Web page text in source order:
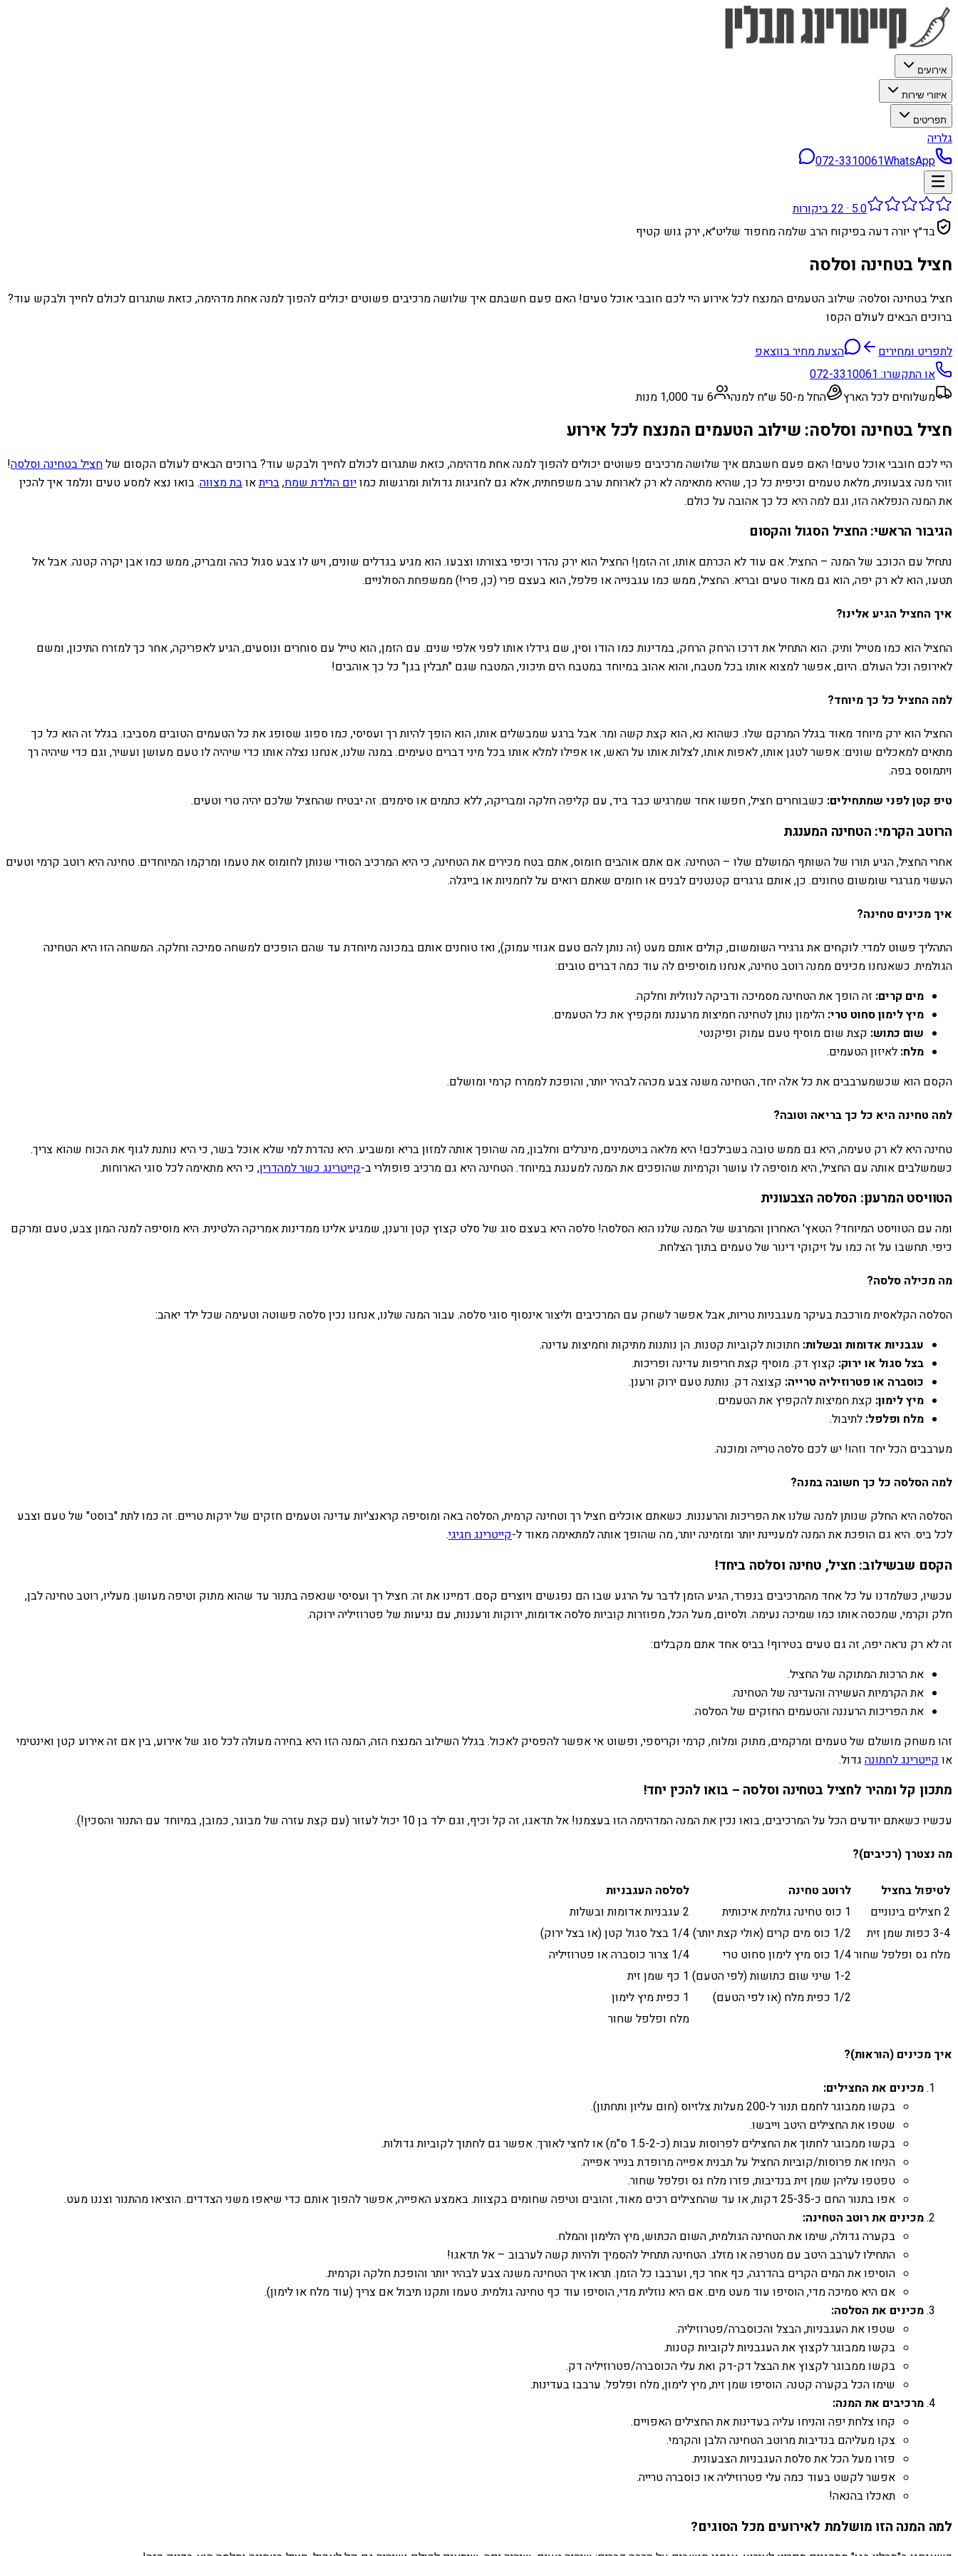
אירועים
איזורי שירות
תפריטים
גלריה
072-3310061WhatsApp
5.0
·
22ביקורות
בד״ץ יורה דעה בפיקוח הרב שלמה מחפוד שליט״א, ירק גוש קטיף
חציל בטחינה וסלסה
חציל בטחינה וסלסה: שילוב הטעמים המנצח לכל אירוע היי לכם חובבי אוכל טעים! האם פעם חשבתם איך שלושה מרכיבים פשוטים יכולים להפוך למנה אחת מדהימה, כזאת שתגרום לכולם לחייך ולבקש עוד?
ברוכים הבאים לעולם הקסו
לתפריט ומחירים
הצעת מחיר בווצאפ
או התקשרו:072-3310061
משלוחים לכל הארץ
החל מ-50 ש״ח למנה 6 עד 1,000 מנות
חציל בטחינה וסלסה: שילוב הטעמים המנצח לכל אירוע
היי לכם חובבי אוכל טעים! האם פעם חשבתם איך שלושה מרכיבים פשוטים יכולים להפוך למנה אחת מדהימה, כזאת שתגרום לכולם לחייך ולבקש עוד? ברוכים הבאים לעולם הקסום שלחציל בטחינה וסלסה!
זוהי מנה צבעונית, מלאת טעמים וכיפית כל כך, שהיא מתאימה לא רק לארוחת ערב משפחתית, אלא גם לחגיגות גדולות ומרגשות כמויום הולדת שמח,בריתאובת מצווה. בואו נצא למסע טעים ונלמד איך להכין
את המנה הנפלאה הזו, וגם למה היא כל כך אהובה על כולם.
הגיבור הראשי: החציל הסגול והקסום
נתחיל עם הכוכב של המנה – החציל. אם עוד לא הכרתם אותו, זה הזמן! החציל הוא ירק נהדר וכיפי בצורתו וצבעו. הוא מגיע בגדלים שונים, ויש לו צבע סגול כהה ומבריק, ממש כמו אבן יקרה קטנה. אבל אל
תטעו, הוא לא רק יפה, הוא גם מאוד טעים ובריא. החציל, ממש כמו עגבנייה או פלפל, הוא בעצם פרי (כן, פרי!) ממשפחת הסולניים.
איך החציל הגיע אלינו?
החציל הוא כמו מטייל ותיק. הוא התחיל את דרכו הרחק הרחק, במדינות כמו הודו וסין, שם גידלו אותו לפני אלפי שנים. עם הזמן, הוא טייל עם סוחרים ונוסעים, הגיע לאפריקה, אחר כך למזרח התיכון, ומשם
לאירופה וכל העולם. היום, אפשר למצוא אותו בכל מטבח, והוא אהוב במיוחד במטבח הים תיכוני, המטבח שגם "תבלין בגן" כל כך אוהבים!
למה החציל כל כך מיוחד?
החציל הוא ירק מיוחד מאוד בגלל המרקם שלו. כשהוא נא, הוא קצת קשה ומר. אבל ברגע שמבשלים אותו, הוא הופך להיות רך ועסיסי, כמו ספוג שסופג את כל הטעמים הטובים מסביבו. בגלל זה הוא כל כך
מתאים למאכלים שונים: אפשר לטגן אותו, לאפות אותו, לצלות אותו על האש, או אפילו למלא אותו בכל מיני דברים טעימים. במנה שלנו, אנחנו נצלה אותו כדי שיהיה לו טעם מעושן ועשיר, וגם כדי שיהיה רך
ויתמוסס בפה.
טיפ קטן לפני שמתחילים: כשבוחרים חציל, חפשו אחד שמרגיש כבד ביד, עם קליפה חלקה ומבריקה, ללא כתמים או סימנים. זה יבטיח שהחציל שלכם יהיה טרי וטעים.
הרוטב הקרמי: הטחינה המענגת
אחרי החציל, הגיע תורו של השותף המושלם שלו – הטחינה. אם אתם אוהבים חומוס, אתם בטח מכירים את הטחינה, כי היא המרכיב הסודי שנותן לחומוס את טעמו ומרקמו המיוחדים. טחינה היא רוטב קרמי וטעים
העשוי מגרגרי שומשום טחונים. כן, אותם גרגרים קטנטנים לבנים או חומים שאתם רואים על לחמניות או בייגלה.
איך מכינים טחינה?
התהליך פשוט למדי: לוקחים את גרגירי השומשום, קולים אותם מעט (זה נותן להם טעם אגוזי עמוק), ואז טוחנים אותם במכונה מיוחדת עד שהם הופכים למשחה סמיכה וחלקה. המשחה הזו היא הטחינה
הגולמית. כשאנחנו מכינים ממנה רוטב טחינה, אנחנו מוסיפים לה עוד כמה דברים טובים:
מים קרים: זה הופך את הטחינה מסמיכה ודביקה לנוזלית וחלקה.
מיץ לימון סחוט טרי: הלימון נותן לטחינה חמיצות מרעננת ומקפיץ את כל הטעמים.
שום כתוש: קצת שום מוסיף טעם עמוק ופיקנטי.
מלח: לאיזון הטעמים.
הקסם הוא שכשמערבבים את כל אלה יחד, הטחינה משנה צבע מכהה לבהיר יותר, והופכת לממרח קרמי ומושלם.
למה טחינה היא כל כך בריאה וטובה?
טחינה היא לא רק טעימה, היא גם ממש טובה בשבילכם! היא מלאה בויטמינים, מינרלים וחלבון, מה שהופך אותה למזון בריא ומשביע. היא נהדרת למי שלא אוכל בשר, כי היא נותנת לגוף את הכוח שהוא צריך.
כשמשלבים אותה עם החציל, היא מוסיפה לו עושר וקרמיות שהופכים את המנה למענגת במיוחד. הטחינה היא גם מרכיב פופולרי ב-קייטרינג כשר למהדרין, כי היא מתאימה לכל סוגי הארוחות.
הטוויסט המרענן: הסלסה הצבעונית
ומה עם הטוויסט המיוחד? הטאץ' האחרון והמרגש של המנה שלנו הוא הסלסה! סלסה היא בעצם סוג של סלט קצוץ קטן ורענן, שמגיע אלינו ממדינות אמריקה הלטינית. היא מוסיפה למנה המון צבע, טעם ומרקם
כיפי. תחשבו על זה כמו על זיקוקי דינור של טעמים בתוך הצלחת.
מה מכילה סלסה?
הסלסה הקלאסית מורכבת בעיקר מעגבניות טריות, אבל אפשר לשחק עם המרכיבים וליצור אינסוף סוגי סלסה. עבור המנה שלנו, אנחנו נכין סלסה פשוטה וטעימה שכל ילד יאהב:
עגבניות אדומות ובשלות: חתוכות לקוביות קטנות. הן נותנות מתיקות וחמיצות עדינה.
בצל סגול או ירוק: קצוץ דק. מוסיף קצת חריפות עדינה ופריכות.
כוסברה או פטרוזיליה טרייה: קצוצה דק. נותנת טעם ירוק ורענן.
מיץ לימון: קצת חמיצות להקפיץ את הטעמים.
מלח ופלפל: לתיבול.
מערבבים הכל יחד וזהו! יש לכם סלסה טרייה ומוכנה.
למה הסלסה כל כך חשובה במנה?
הסלסה היא החלק שנותן למנה שלנו את הפריכות והרעננות. כשאתם אוכלים חציל רך וטחינה קרמית, הסלסה באה ומוסיפה קראנצ'יות עדינה וטעמים חזקים של ירקות טריים. זה כמו לתת "בוסט" של טעם וצבע
לכל ביס. היא גם הופכת את המנה למעניינת יותר ומזמינה יותר, מה שהופך אותה למתאימה מאוד ל-קייטרינג חגיגי.
הקסם שבשילוב: חציל, טחינה וסלסה ביחד!
עכשיו, כשלמדנו על כל אחד מהמרכיבים בנפרד, הגיע הזמן לדבר על הרגע שבו הם נפגשים ויוצרים קסם. דמיינו את זה: חציל רך ועסיסי שנאפה בתנור עד שהוא מתוק וטיפה מעושן. מעליו, רוטב טחינה לבן,
חלק וקרמי, שמכסה אותו כמו שמיכה נעימה. ולסיום, מעל הכל, מפוזרות קוביות סלסה אדומות, ירוקות ורעננות, עם נגיעות של פטרוזיליה ירוקה.
זה לא רק נראה יפה, זה גם טעים בטירוף! בביס אחד אתם מקבלים:
את הרכות המתוקה של החציל.
את הקרמיות העשירה והעדינה של הטחינה.
את הפריכות הרעננה והטעמים החזקים של הסלסה.
זהו משחק מושלם של טעמים ומרקמים, מתוק ומלוח, קרמי וקריספי, ופשוט אי אפשר להפסיק לאכול. בגלל השילוב המנצח הזה, המנה הזו היא בחירה מעולה לכל סוג של אירוע, בין אם זה אירוע קטן ואינטימי
או קייטרינג לחתונה גדול.
מתכון קל ומהיר לחציל בטחינה וסלסה – בואו להכין יחד!
עכשיו כשאתם יודעים הכל על המרכיבים, בואו נכין את המנה המדהימה הזו בעצמנו! אל תדאגו, זה קל וכיף, וגם ילד בן 10 יכול לעזור (עם קצת עזרה של מבוגר, כמובן, במיוחד עם התנור והסכין!).
מה נצטרך (רכיבים)?
לטיפול בחציל לרוטב טחינה
לסלסה העגבניות
2 חצילים בינוניים
1 כוס טחינה גולמית איכותית
2 עגבניות אדומות ובשלות
3-4 כפות שמן זית
1/2 כוס מים קרים (אולי קצת יותר)
1/4 בצל סגול קטן (או בצל ירוק)
מלח גס ופלפל שחור1/4 כוס מיץ לימון סחוט טרי
1/4 צרור כוסברה או פטרוזיליה
1-2 שיני שום כתושות (לפי הטעם)
1 כף שמן זית
1/2 כפית מלח (או לפי הטעם)
1 כפית מיץ לימון
מלח ופלפל שחור
איך מכינים (הוראות)?
מכינים את החצילים:
בקשו ממבוגר לחמם תנור ל-200 מעלות צלזיוס (חום עליון ותחתון).
שטפו את החצילים היטב וייבשו.
בקשו ממבוגר לחתוך את החצילים לפרוסות עבות (כ-1.5-2 ס"מ) או לחצי לאורך. אפשר גם לחתוך לקוביות גדולות.
הניחו את פרוסות/קוביות החציל על תבנית אפייה מרופדת בנייר אפייה.
טפטפו עליהן שמן זית בנדיבות, פזרו מלח גס ופלפל שחור.
אפו בתנור החם כ-25-35 דקות, או עד שהחצילים רכים מאוד, זהובים וטיפה שחומים בקצוות. באמצע האפייה, אפשר להפוך אותם כדי שיאפו משני הצדדים. הוציאו מהתנור וצננו מעט.
מכינים את רוטב הטחינה:
בקערה גדולה, שימו את הטחינה הגולמית, השום הכתוש, מיץ הלימון והמלח.
התחילו לערבב היטב עם מטרפה או מזלג. הטחינה תתחיל להסמיך ולהיות קשה לערבוב – אל תדאגו!
הוסיפו את המים הקרים בהדרגה, כף אחר כף, וערבבו כל הזמן. תראו איך הטחינה משנה צבע לבהיר יותר והופכת חלקה וקרמית.
אם היא סמיכה מדי, הוסיפו עוד מעט מים. אם היא נוזלית מדי, הוסיפו עוד כף טחינה גולמית. טעמו ותקנו תיבול אם צריך (עוד מלח או לימון).
מכינים את הסלסה:
שטפו את העגבניות, הבצל והכוסברה/פטרוזיליה.
בקשו ממבוגר לקצוץ את העגבניות לקוביות קטנות.
בקשו ממבוגר לקצוץ את הבצל דק-דק ואת עלי הכוסברה/פטרוזיליה דק.
שימו הכל בקערה קטנה. הוסיפו שמן זית, מיץ לימון, מלח ופלפל. ערבבו בעדינות.
מרכיבים את המנה:
קחו צלחת יפה והניחו עליה בעדינות את החצילים האפויים.
צקו מעליהם בנדיבות מרוטב הטחינה הלבן והקרמי.
פזרו מעל הכל את סלסת העגבניות הצבעונית.
אפשר לקשט בעוד כמה עלי פטרוזיליה או כוסברה טרייה.
תאכלו בהנאה!
למה המנה הזו מושלמת לאירועים מכל הסוגים?